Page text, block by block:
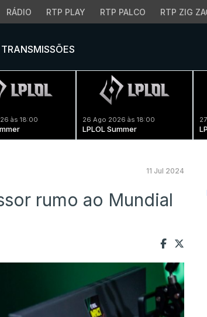
RÁDIO RTP PLAY RTP PALCO RTP ZIG
TRANSMISSÕES
às 18:00 26 Ago 2026 às 18:00
LPLOL Summer
11 Jul 2024
rumo ao Mundial